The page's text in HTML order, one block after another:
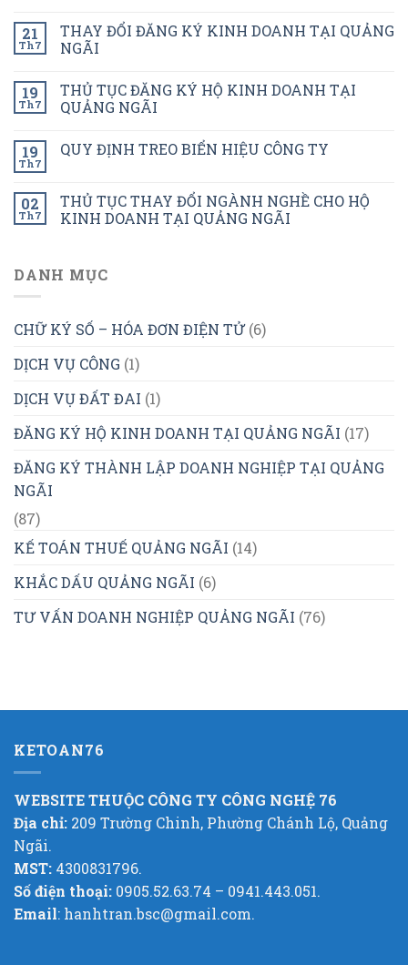
21
Th7
THAY ĐỔI ĐĂNG KÝ KINH DOANH TẠI QUẢNG
NGÃI
19
Th7
THỦ TỤC ĐĂNG KÝ HỘ KINH DOANH TẠI
QUẢNG NGÃI
19
Th7
QUY ĐỊNH TREO BIỂN HIỆU CÔNG TY
02
Th7
THỦ TỤC THAY ĐỔI NGÀNH NGHỀ CHO HỘ
KINH DOANH TẠI QUẢNG NGÃI
DANH MỤC
CHỮ KÝ SỐ – HÓA ĐƠN ĐIỆN TỬ(6)
DỊCH VỤ CÔNG (1)
DỊCH VỤ ĐẤT ĐAI (1)
ĐĂNG KÝ HỘ KINH DOANH TẠI QUẢNG NGÃI (17)
ĐĂNG KÝ THÀNH LẬP DOANH NGHIỆP TẠI QUẢNG
NGÃI
(87)
KẾ TOÁN THUẾ QUẢNG NGÃI (14)
KHẮC DẤU QUẢNG NGÃI (6)
TƯ VẤN DOANH NGHIỆP QUẢNG NGÃI (76)
KETOAN76
WEBSITE THUỘC CÔNG TY CÔNG NGHỆ 76
Địa chỉ: 209 Trường Chinh, Phường Chánh Lộ, Quảng
Ngãi.
MST: 4300831796.
Số điện thoại: 0905.52.63.74 – 0941.443.051.
Email: hanhtran.bsc@gmail.com.